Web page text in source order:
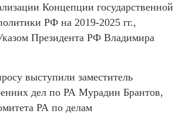
Концепции государственной
РФ на 2019-2025 гг.,
Президента РФ Владимира
выступили заместитель
дел по РА Мурадин Брантов,
РА по делам